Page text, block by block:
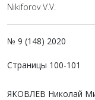
Nikiforov V.V.
№ 9 (148) 2020
Страницы 100-101
ЯКОВЛЕВ Николай